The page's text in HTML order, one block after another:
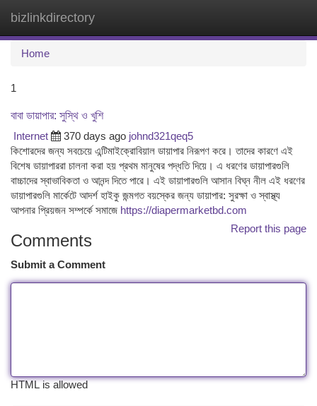
bizlinkdirectory
Home
1
বাবা ডায়াপার: সুস্থি ও খুশি
Internet
370 days ago johnd321qeq5
কিশোরদের জন্য সবচেয়ে এন্টিমাইক্রোবিয়াল ডায়াপার নিরূপণ করে। তাদের কারণে এই
বিশেষ ডায়াপাররা চালনা করা হয় প্রথম মানুষের পদ্ধতি দিয়ে। এ ধরণের ডায়াপারগুলি
বাচ্চাদের স্বাভাবিকতা ও আনন্দ দিতে পারে। এই ডায়াপারগুলি আসান বিঘ্ন নীল এই ধরণের
ডায়াপারগুলি মার্কেটে আদর্শ হাইকু জন্মগত বয়স্কের জন্য ডায়াপার: সুরক্ষা ও স্বাস্থ্য
আপনার প্রিয়জন সম্পর্কে সমাজে https://diapermarketbd.com
Report this page
Comments
Submit a Comment
HTML is allowed